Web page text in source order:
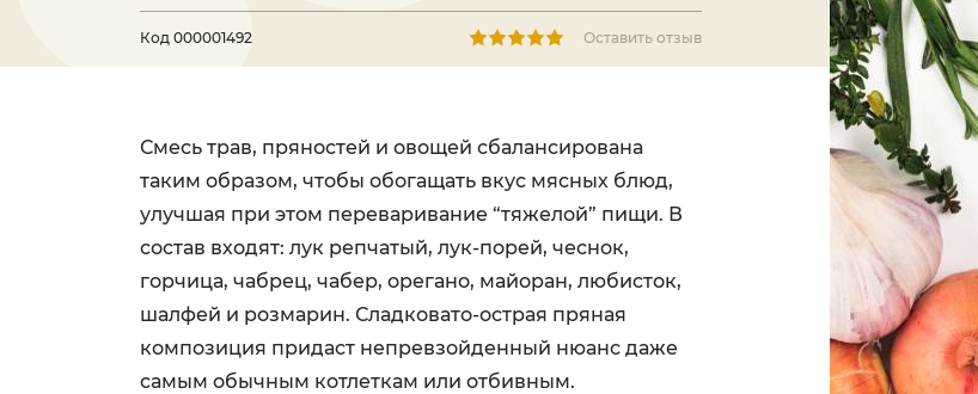
Код 000001492 Оставить отзыв
Смесь трав, пряностей и овощей сбалансирована
таким образом, чтобы обогащать вкус мясных блюд,
улучшая при этом переваривание “тяжелой” пищи. В
состав входят: лук репчатый, лук-порей, чеснок,
горчица, чабрец, чабер, орегано, майоран, любисток,
шалфей и розмарин. Сладковато-острая пряная
композиция придаст непревзойденный нюанс даже
самым обычным котлеткам или отбивным.